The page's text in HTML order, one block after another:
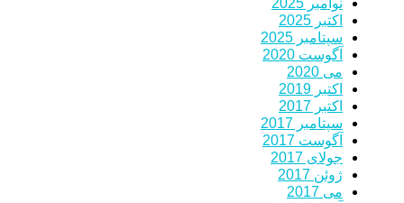
نوامبر 2025
اکتبر 2025
سپتامبر 2025
آگوست 2020
می 2020
اکتبر 2019
اکتبر 2017
سپتامبر 2017
آگوست 2017
جولای 2017
ژوئن 2017
می 2017